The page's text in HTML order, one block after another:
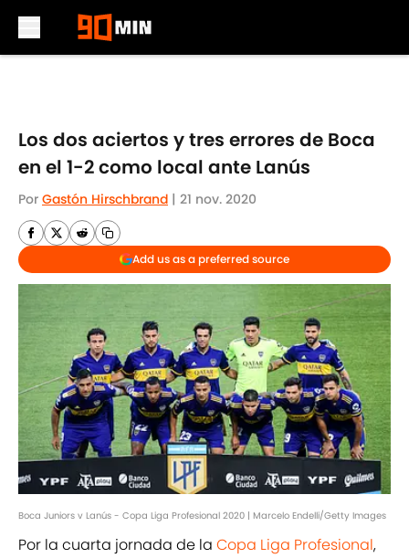
Los dos aciertos y tres errores de Boca
en el 1-2 como local ante Lanús
Por Gastón Hirschbrand | 21 nov. 2020
Add us as a preferred source
Boca Juniors v Lanús - Copa Liga Profesional 2020 | Marcelo Endelli/Getty Images
Por la cuarta jornada de la Copa Liga Profesional,